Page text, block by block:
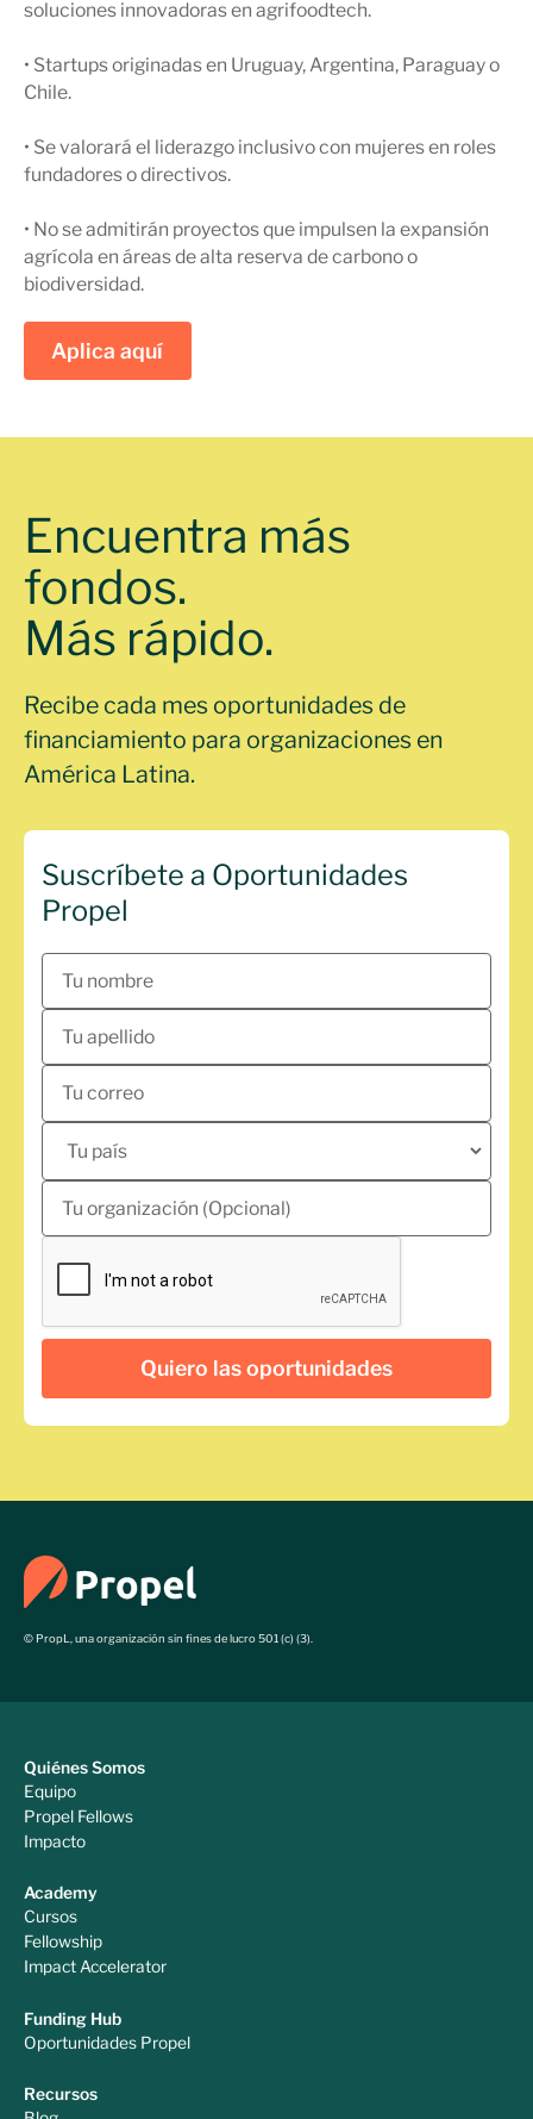
soluciones innovadoras en agrifoodtech.
• Startups originadas en Uruguay, Argentina, Paraguay o
Chile.
• Se valorará el liderazgo inclusivo con mujeres en roles
fundadores o directivos.
• No se admitirán proyectos que impulsen la expansión
agrícola en áreas de alta reserva de carbono o
biodiversidad.
Aplica aquí
Encuentra más
fondos.
Más rápido.
Recibe cada mes oportunidades de
financiamiento para organizaciones en
América Latina.
Suscríbete a Oportunidades
Propel
© PropL, una organización sin fines de lucro 501 (c) (3).
Quiénes Somos
Equipo
Propel Fellows
Impacto
Academy
Cursos
Fellowship
Impact Accelerator
Funding Hub
Oportunidades Propel
Recursos